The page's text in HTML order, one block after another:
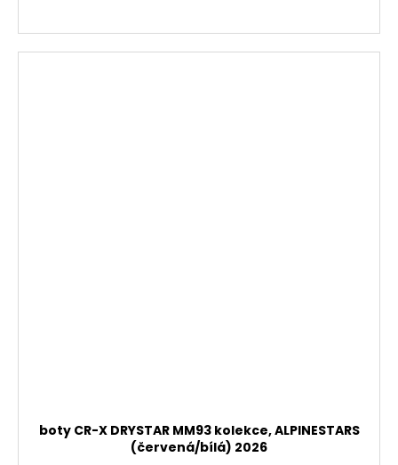
boty CR-X DRYSTAR MM93 kolekce, ALPINESTARS
(červená/bílá) 2026